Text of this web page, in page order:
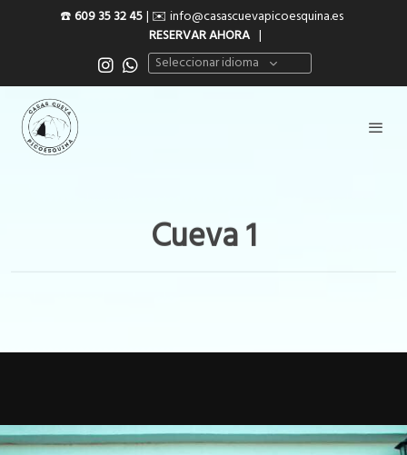
☎️609 35 32 45| ✉️ info@casascuevapicoesquina.es
RESERVAR AHORA |
Seleccionar idioma
Cueva 1